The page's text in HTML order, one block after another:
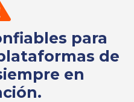
para
de
en